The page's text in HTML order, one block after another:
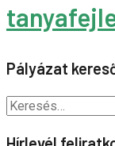
Pályázat
Keresés: